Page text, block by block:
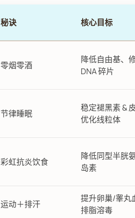
秘诀 核心目标
零烟零酒
降低自由基、
DNA 碎片
节律睡眠
稳定褪黑素 &
优化线粒体
彩虹抗炎饮食
降低同型半胱
岛素
运动＋排汗
提升卵巢/睾丸
排脂溶毒